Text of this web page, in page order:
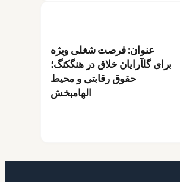
عنوان: فرصت شغلی ویژه
برای گلآرایان خلاق در هنگکنگ؛
حقوق رقابتی و محیط
الهامبخش